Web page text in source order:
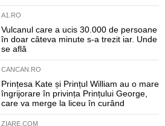
A1.RO
Vulcanul care a ucis 30.000 de persoane
în doar câteva minute s-a trezit iar. Unde
se află
CANCAN.RO
Prințesa Kate și Prințul William au o mare
îngrijorare în privința Prințului George,
care va merge la liceu în curând
ZIARE.COM